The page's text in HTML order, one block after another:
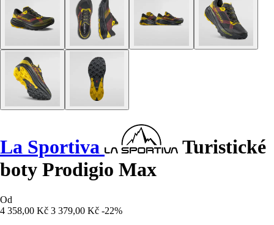
La Sportiva
Turistické
boty Prodigio Max
Od
4 358,00 Kč 3 379,00 Kč -22%